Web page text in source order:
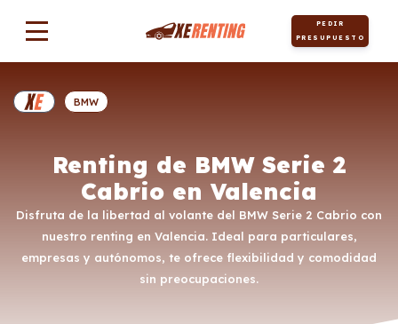
PEDIR
PRESUPUESTO
Renting de BMW Serie 2
Cabrio en Valencia
Disfruta de la libertad al volante del BMW Serie 2 Cabrio con
nuestro renting en Valencia. Ideal para particulares,
empresas y autónomos, te ofrece flexibilidad y comodidad
sin preocupaciones.
BMW